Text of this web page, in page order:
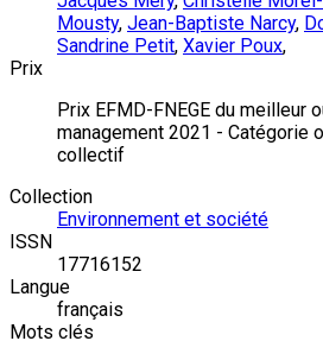
Mousty, Jean-Baptiste Narcy,
Sandrine Petit, Xavier Poux,
Prix
Prix EFMD-FNEGE du meilleur
management 2021 - Catégorie
collectif
Collection
Environnement et société
ISSN
17716152
Langue
français
Mots clés